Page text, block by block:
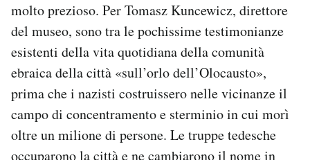
molto prezioso. Per Tomasz Kuncewicz, direttore
del museo, sono tra le pochissime testimonianze
esistenti della vita quotidiana della comunità
ebraica della città «sull’orlo dell’Olocausto»,
prima che i nazisti costruissero nelle vicinanze il
campo di concentramento e sterminio in cui morì
oltre un milione di persone. Le truppe tedesche
occuparono la città e ne cambiarono il nome in